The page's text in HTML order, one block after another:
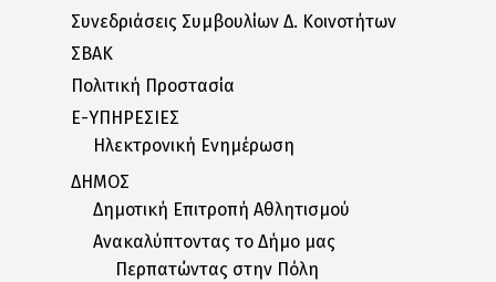
Συνεδριάσεις Συμβουλίων Δ. Κοινοτήτων
ΣΒΑΚ
Πολιτική Προστασία
E-ΥΠΗΡΕΣΙΕΣ
Ηλεκτρονική Ενημέρωση
ΔΗΜΟΣ
Δημοτική Επιτροπή Αθλητισμού
Ανακαλύπτοντας το Δήμο μας
Περπατώντας στην Πόλη